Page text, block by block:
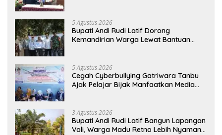
5 Agustus 2026
Bupati Andi Rudi Latif Dorong
Kemandirian Warga Lewat Bantuan
5 Agustus 2026
Cegah Cyberbullying Gatriwara Tanbu
Ajak Pelajar Bijak Manfaatkan Media
3 Agustus 2026
Bupati Andi Rudi Latif Bangun Lapangan
Voli, Warga Madu Retno Lebih Nyaman